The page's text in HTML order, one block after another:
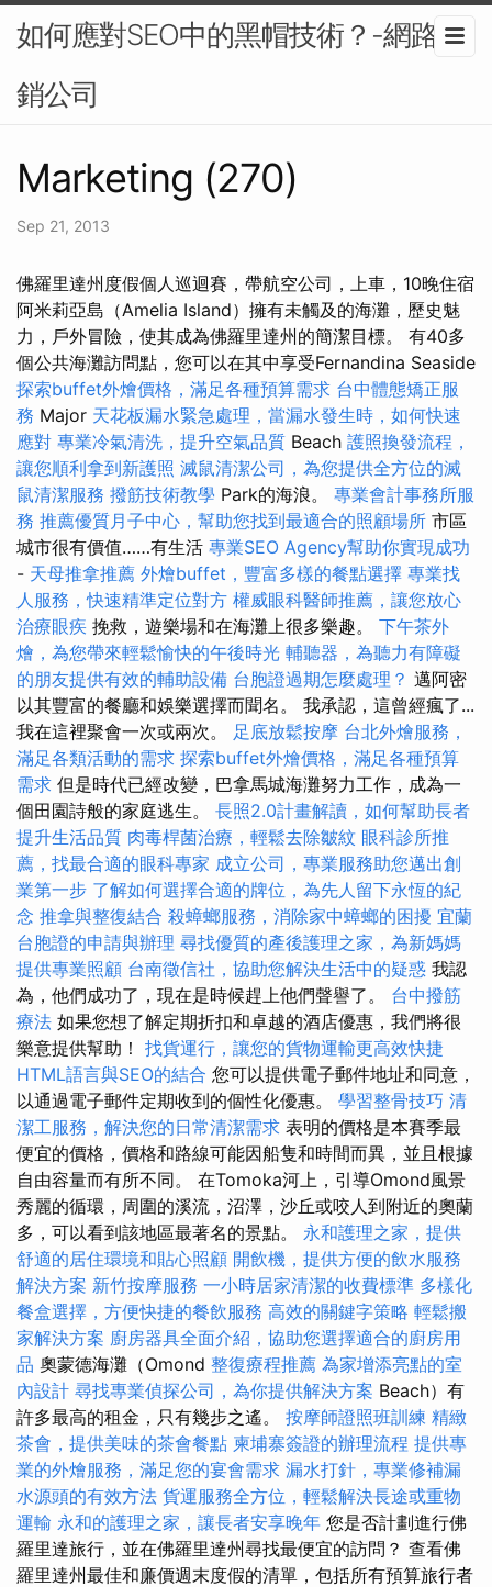
如何應對SEO中的黑帽技術？-網路行
銷公司
Marketing (270)
Sep 21, 2013
佛羅里達州度假個人巡迴賽，帶航空公司，上車，10晚住宿
阿米莉亞島（Amelia Island）擁有未觸及的海灘，歷史魅
力，戶外冒險，使其成為佛羅里達州的簡潔目標。 有40多
個公共海灘訪問點，您可以在其中享受Fernandina Seaside
探索buffet外燴價格，滿足各種預算需求 台中體態矯正服
務 Major 天花板漏水緊急處理，當漏水發生時，如何快速
應對 專業冷氣清洗，提升空氣品質 Beach 護照換發流程，
讓您順利拿到新護照 滅鼠清潔公司，為您提供全方位的滅
鼠清潔服務 撥筋技術教學 Park的海浪。 專業會計事務所服
務 推薦優質月子中心，幫助您找到最適合的照顧場所 市區
城市很有價值……有生活 專業SEO Agency幫助你實現成功
- 天母推拿推薦 外燴buffet，豐富多樣的餐點選擇 專業找
人服務，快速精準定位對方 權威眼科醫師推薦，讓您放心
治療眼疾 挽救，遊樂場和在海灘上很多樂趣。 下午茶外
燴，為您帶來輕鬆愉快的午後時光 輔聽器，為聽力有障礙
的朋友提供有效的輔助設備 台胞證過期怎麼處理？ 邁阿密
以其豐富的餐廳和娛樂選擇而聞名。 我承認，這曾經瘋了...
我在這裡聚會一次或兩次。 足底放鬆按摩 台北外燴服務，
滿足各類活動的需求 探索buffet外燴價格，滿足各種預算
需求 但是時代已經改變，巴拿馬城海​​灘努力工作，成為一
個田園詩般的家庭逃生。 長照2.0計畫解讀，如何幫助長者
提升生活品質 肉毒桿菌治療，輕鬆去除皺紋 眼科診所推
薦，找最合適的眼科專家 成立公司，專業服務助您邁出創
業第一步 了解如何選擇合適的牌位，為先人留下永恆的紀
念 推拿與整復結合 殺蟑螂服務，消除家中蟑螂的困擾 宜蘭
台胞證的申請與辦理 尋找優質的產後護理之家，為新媽媽
提供專業照顧 台南徵信社，協助您解決生活中的疑惑 我認
為，他們成功了，現在是時候趕上他們聲譽了。 台中撥筋
療法 如果您想了解定期折扣和卓越的酒店優惠，我們將很
樂意提供幫助！ 找貨運行，讓您的貨物運輸更高效快捷
HTML語言與SEO的結合 您可以提供電子郵件地址和同意，
以通過電子郵件定期收到的個性化優惠。 學習整骨技巧 清
潔工服務，解決您的日常清潔需求 表明的價格是本賽季最
便宜的價格，價格和路線可能因船隻和時間而異，並且根據
自由容量而有所不同。 在Tomoka河上，引導Omond風景
秀麗的循環，周圍的溪流，沼澤，沙丘或咬人到附近的奧蘭
多，可以看到該地區最著名的景點。 永和護理之家，提供
舒適的居住環境和貼心照顧 開飲機，提供方便的飲水服務
解決方案 新竹按摩服務 一小時居家清潔的收費標準 多樣化
餐盒選擇，方便快捷的餐飲服務 高效的關鍵字策略 輕鬆搬
家解決方案 廚房器具全面介紹，協助您選擇適合的廚房用
品 奧蒙德海灘（Omond 整復療程推薦 為家增添亮點的室
內設計 尋找專業偵探公司，為你提供解決方案 Beach）有
許多最高的租金，只有幾步之遙。 按摩師證照班訓練 精緻
茶會，提供美味的茶會餐點 柬埔寨簽證的辦理流程 提供專
業的外燴服務，滿足您的宴會需求 漏水打針，專業修補漏
水源頭的有效方法 貨運服務全方位，輕鬆解決長途或重物
運輸 永和的護理之家，讓長者安享晚年 您是否計劃進行佛
羅里達旅行，並在佛羅里達州尋找最便宜的訪問？ 查看佛
羅里達州最佳和廉價週末度假的清單，包括所有預算旅行者